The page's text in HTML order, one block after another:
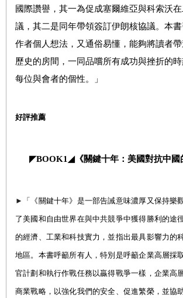
國際讚譽，其一為促成塞爾維亞與科索沃
議，其二是同年帶領簽訂伊朗核協議。本
作者個人想法，又通俗易懂，能夠將讀者
歷史的房間，一同品嚐所有成功與挫折的
每位與會者的個性。」
好評推薦
◤BOOK1 ◢ 《關鍵十年：美國對抗中國
► 「《關鍵十年》是一部告誡意味濃厚又保持樂
了美國和自由世界在與中共競爭中獲得勝利的途
的經濟、工業和科技實力，並指出最具影響力的
地區。本書呼籲所有人，特別是呼籲企業高層採
官計劃和執行作戰任務以贏得戰爭一樣，企業高
商業戰略，以強化我們的安全、促進繁榮，並協